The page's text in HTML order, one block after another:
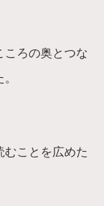
ころの奥とつな
ことを広めた